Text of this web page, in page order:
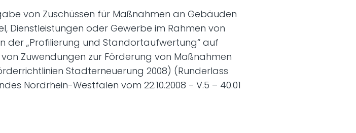
von Zuschüssen für Maßnahmen an Gebäuden
Dienstleistungen oder Gewerbe im Rahmen von
„Profilierung und Standortaufwertung“ auf
Zuwendungen zur Förderung von Maßnahmen
Stadterneuerung 2008) (Runderlass
Nordrhein-Westfalen vom 22.10.2008 - V.5 – 40.01